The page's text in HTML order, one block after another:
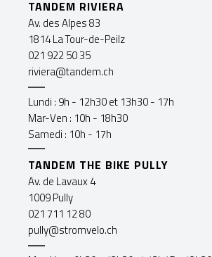
TANDEM RIVIERA
Av. des Alpes 83
1814 La Tour-de-Peilz
021 922 50 35
riviera@tandem.ch
Lundi : 9h - 12h30 et 13h30 - 17h
Mar-Ven : 10h - 18h30
Samedi : 10h - 17h
TANDEM THE BIKE PULLY
Av. de Lavaux 4
1009 Pully
021 711 12 80
pully@stromvelo.ch